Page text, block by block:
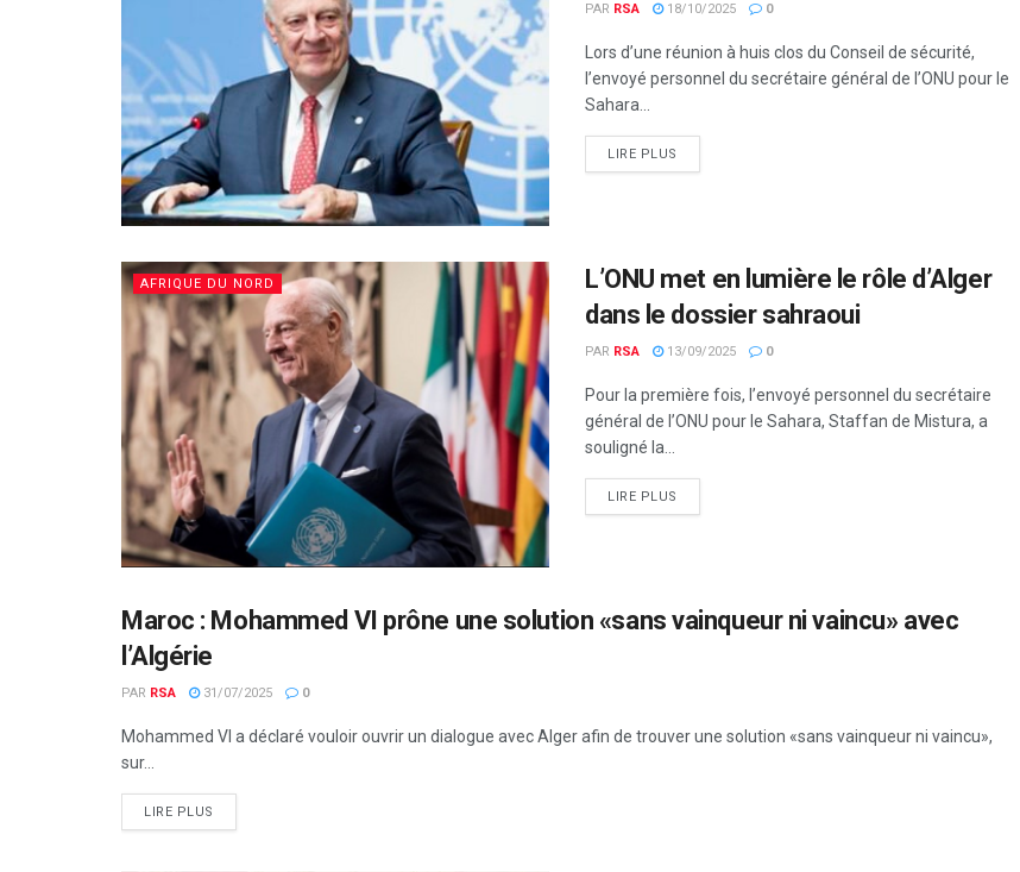
PAR RSA 18/10/2025 0
Lors d’une réunion à huis clos du Conseil de sécurité,
l’envoyé personnel du secrétaire général de l’ONU pour le
Sahara...
LIRE PLUS
AFRIQUE DU NORD
L’ONU met en lumière le rôle d’Alger
dans le dossier sahraoui
PAR RSA 13/09/2025 0
Pour la première fois, l’envoyé personnel du secrétaire
général de l’ONU pour le Sahara, Staffan de Mistura, a
souligné la...
LIRE PLUS
AFRIQUE DU NORD
Maroc : Mohammed VI prône une solution «sans vainqueur ni vaincu» avec
l’Algérie
PAR RSA 31/07/2025 0
Mohammed VI a déclaré vouloir ouvrir un dialogue avec Alger afin de trouver une solution «sans vainqueur ni vaincu»,
sur...
LIRE PLUS